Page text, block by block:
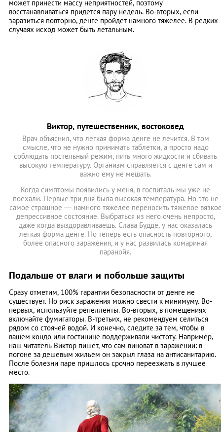
может принести массу неприятностей, поэтому
восстанавливаться придется пару недель. Во-вторых, если
заразиться повторно, денге пройдет намного тяжелее. В редких
случаях исход может быть летальным.
Виктор, путешественник, востоковед
Врач объяснил, что легкая форма денге не лечится. В том
смысле, что не нужно принимать таблетки, а просто надо
соблюдать постельный режим, пить много жидкости и сбивать
высокую температуру. Организм справляется с денге сам и
важно ему не мешать.
Когда симптомы появились у меня, в госпиталь мы уже не
поехали. Первые три дня была высокая температура. Но это не
самое страшное ― намного тяжелее переносить тяжелое
депрессивное состояние. Выбраться из него очень непросто,
даже когда выздоравливаешь. Слава Будде, у нас оказалась
легкая форма денге. Но теперь есть опасность повторного,
более опасного заражения, и у нас развилась комариная
паранойя.
Подальше от влаги и побольше защиты
Сразу отметим, 100% гарантии безопасности от денге не
существует. Но риск заражения можно свести к минимуму. Во-
первых, используйте репелленты. Во-вторых, в помещениях
включайте фумигаторы. В-третьих, не рекомендуем селиться
рядом со стоячей водой. И конечно, следите за тем, чтобы в
вашем кондо или гостинице поддерживали чистоту. Например,
наш читатель Виктор пишет, что сам виноват в заражении: в
погоне за дешевым жильем он закрыл глаза на антисанитарию.
После болезни паре пришлось срочно переезжать в лучшее
место.